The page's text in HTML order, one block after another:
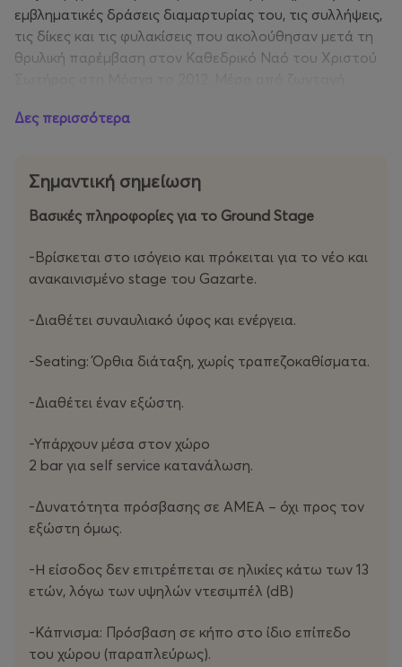
εμβληματικές δράσεις διαμαρτυρίας του, τις συλλήψεις,
τις δίκες και τις φυλακίσεις που ακολούθησαν μετά τη
θρυλική παρέμβαση στον Καθεδρικό Ναό του Χριστού
έντονη θεατρικότητα, η παράσταση μετατρέπεται σε
Από την πρεμιέρα του το 2017, το Riot Days
παρουσιαστεί περισσότερες από
400 φορές
Ευρώπη, Αμερική, Αυστραλία και Νέα Ζηλανδία,
αποσπώντας διθυραμβικές κριτικές και σημαντικές
ενσωματώνοντας σύγχρονα γεγονότα και νέες
κάθε εκδοχή της σε ένα ζωντανό ντοκουμέντο της
στις προσωπικές περιπέτειες της Masha μετά την
απόδρασή της από τη Ρωσία, στις διώξεις πολιτικών
Navalny, στην εισβολή στην Ουκρανία, αλλά και στη βία
και τις διακρίσεις απέναντι στη ΛΟΑΤΚΙ+ κοινότητα.
Περισσότερο από μια παράσταση και πολύ
περισσότερο από μια συναυλία, τοRiot Days
συγκλονίσει εκατοντάδες χιλιάδες θεατές σε όλο τον
κόσμο. Ένα έργο που μιλά για την ελευθερία, την
Δες περισσότερα
Σημαντική σημείωση
Βασικές πληροφορίες για το Ground Stage
-Bρίσκεται στο ισόγειο και πρόκειται για τo νέο και
ανακαινισμένο stage του Gazarte.
-Διαθέτει συναυλιακό ύφος και ενέργεια.
-Seating: Όρθια διάταξη, χωρίς τραπεζοκαθίσματα.
-Διαθέτει έναν εξώστη.
-Υπάρχουν μέσα στον χώρο
2 bar για self service κατανάλωση.
-Δυνατότητα πρόσβασης σε ΑΜΕΑ – όχι προς τον
εξώστη όμως.
-Η είσοδος δεν επιτρέπεται σε ηλικίες κάτω των 13
ετών, λόγω των υψηλών ντεσιμπέλ (dB)
-Κάπνισμα: Πρόσβαση σε κήπο στο ίδιο επίπεδο
του χώρου (παραπλεύρως).